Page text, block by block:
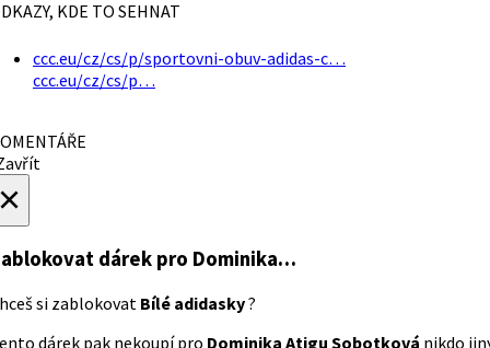
KDE TO SEHNAT
ccc.eu/cz/cs/p/sportovni-obuv-adidas-c…
ccc.eu/cz/cs/p…
dárek pro Dominika…
si zablokovat Bílé adidasky?
dárek pak nekoupí pro Dominika Atigu Sobotková nikdo